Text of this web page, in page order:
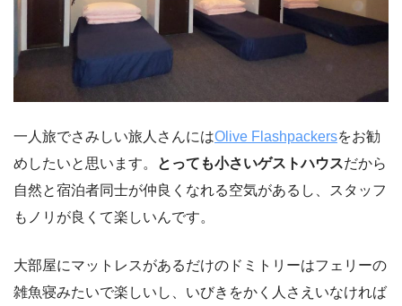
一人旅でさみしい旅人さんにはOlive Flashpackersをお勧
めしたいと思います。
とっても小さいゲストハウスだから
自然と宿泊者同士が仲良くなれる空気があるし、スタッフ
もノリが良くて楽しいんです。
大部屋にマットレスがあるだけのドミトリーはフェリーの
雑魚寝みたいで楽しいし、いびきをかく人さえいなければ